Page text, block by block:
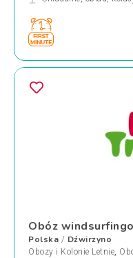
Obóz
Polska / Dźwirzyno
Obozy i Kolonie Letnie,